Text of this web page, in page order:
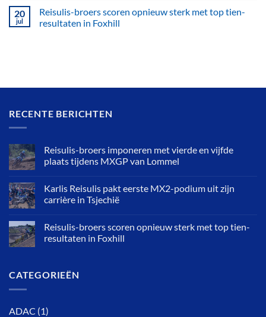
20
jul
Reisulis-broers scoren opnieuw sterk met top tien-
resultaten in Foxhill
RECENTE BERICHTEN
Reisulis-broers imponeren met vierde en vijfde
plaats tijdens MXGP van Lommel
Karlis Reisulis pakt eerste MX2-podium uit zijn
carrière in Tsjechië
Reisulis-broers scoren opnieuw sterk met top tien-
resultaten in Foxhill
CATEGORIEËN
ADAC (1)